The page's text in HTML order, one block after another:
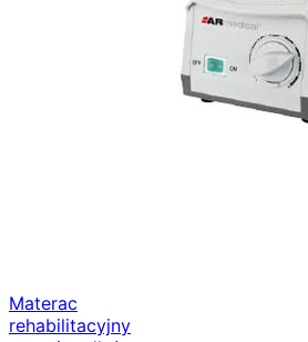
Materac
rehabilitacyjny